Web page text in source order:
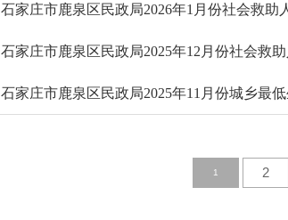
石家庄市鹿泉区民政局2026年1月份社会救助
石家庄市鹿泉区民政局2025年12月份社会救
石家庄市鹿泉区民政局2025年11月份城乡最
1 2